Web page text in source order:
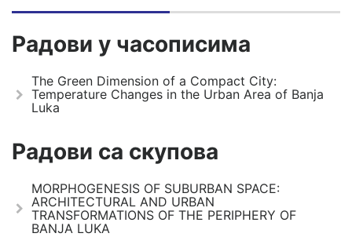
Радови у часописима
The Green Dimension of a Compact City:
Temperature Changes in the Urban Area of Banja
Luka
Радови са скупова
MORPHOGENESIS OF SUBURBAN SPACE:
ARCHITECTURAL AND URBAN
TRANSFORMATIONS OF THE PERIPHERY OF
BANJA LUKA